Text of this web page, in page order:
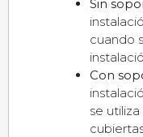
Sin
cuando
Con
se